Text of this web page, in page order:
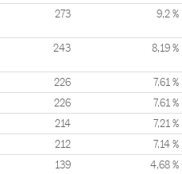
273 9,2 %
243 8,19 %
226 7,61 %
226 7,61 %
214 7,21 %
212 7,14 %
139 4,68 %